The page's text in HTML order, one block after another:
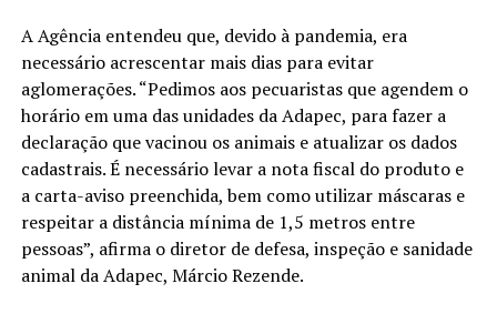
A Agência entendeu que, devido à pandemia, era
necessário acrescentar mais dias para evitar
aglomerações. “Pedimos aos pecuaristas que agendem o
horário em uma das unidades da Adapec, para fazer a
declaração que vacinou os animais e atualizar os dados
cadastrais. É necessário levar a nota fiscal do produto e
a carta-aviso preenchida, bem como utilizar máscaras e
respeitar a distância mínima de 1,5 metros entre
pessoas”, afirma o diretor de defesa, inspeção e sanidade
animal da Adapec, Márcio Rezende.